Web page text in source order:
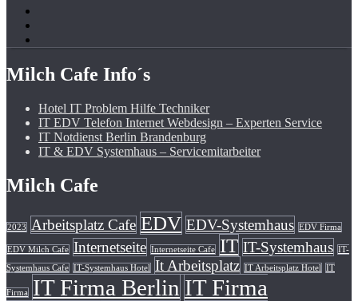
Milch Cafe Info´s
Hotel IT Problem Hilfe Techniker
IT EDV Telefon Internet Webdesign – Experten Service
IT Notdienst Berlin Brandenburg
IT & EDV Systemhaus – Servicemitarbeiter
Milch Cafe
2023 Arbeitsplatz Cafe EDV EDV-Systemhaus EDV Firma
EDV Milch Cafe Internetseite Internetseite Cafe IT IT-Systemhaus IT-
Systemhaus Cafe IT-Systemhaus Hotel It Arbeitsplatz IT Arbeitsplatz Hotel IT
Firma IT Firma Berlin IT Firma